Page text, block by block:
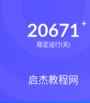
20671
稳定运行(天)
启杰教程网